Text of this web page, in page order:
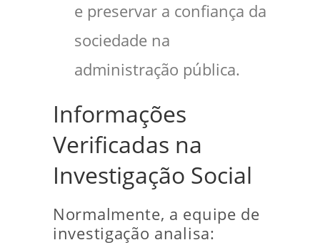
e preservar a confiança da
sociedade na
administração pública.
Informações
Verificadas na
Investigação Social
Normalmente, a equipe de
investigação analisa: